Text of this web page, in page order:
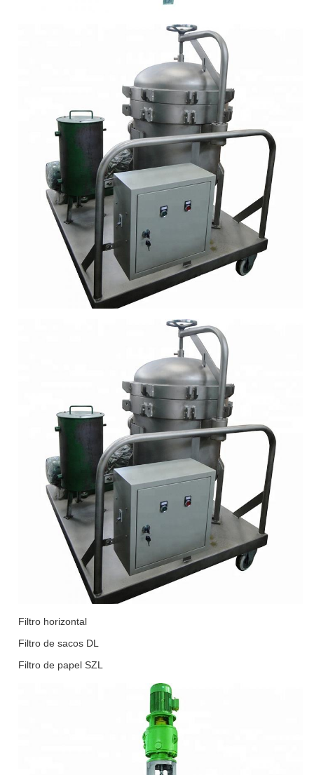
Filtro horizontal
Filtro de sacos DL
Filtro de papel SZL